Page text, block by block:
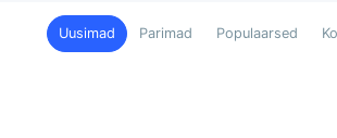
Uusimad Parimad Populaarsed